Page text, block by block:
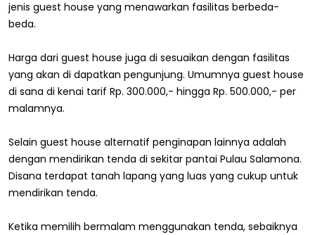
jenis guest house yang menawarkan fasilitas berbeda-
beda.
Harga dari guest house juga di sesuaikan dengan fasilitas
yang akan di dapatkan pengunjung. Umumnya guest house
di sana di kenai tarif Rp. 300.000,- hingga Rp. 500.000,- per
malamnya.
Selain guest house alternatif penginapan lainnya adalah
dengan mendirikan tenda di sekitar pantai Pulau Salamona.
Disana terdapat tanah lapang yang luas yang cukup untuk
mendirikan tenda.
Ketika memilih bermalam menggunakan tenda, sebaiknya